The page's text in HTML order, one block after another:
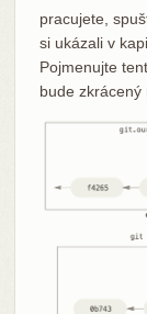
pracujete,
si ukázali v
Pojmenujte
bude zkrácený